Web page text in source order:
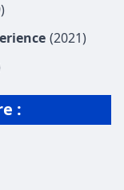
(2021)
: